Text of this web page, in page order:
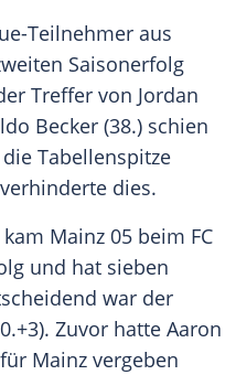
Teilnehmer aus
Saisonerfolg
Treffer von Jordan
Becker (38.) schien
Tabellenspitze
dies.
Mainz 05 beim FC
und hat sieben
war der
Zuvor hatte Aaron
Mainz vergeben